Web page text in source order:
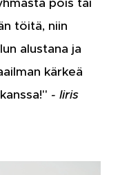
töitä, niin
alustana ja
kärkeä
- Iiris